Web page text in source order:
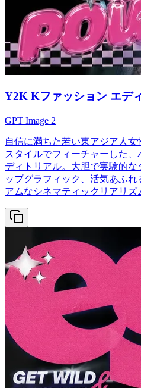
Y2K Kファッション エデ
GPT Image 2
自信に満ちた若い東アジア人
スタイルでフィーチャーした
ディトリアル。大胆で実験的
ップグラフィック、活気あふれ
アムなシネマティックリアリズ